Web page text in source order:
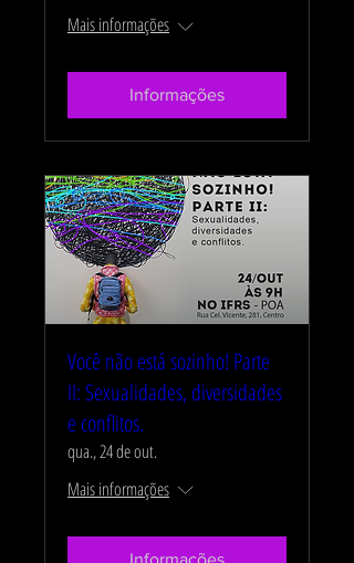
Mais informações
Informações
Você não está sozinho! Parte
II: Sexualidades, diversidades
e conflitos.
qua., 24 de out.
Mais informações
Informações